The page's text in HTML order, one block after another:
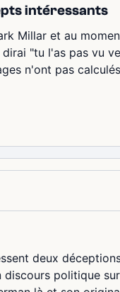
intéressants
Millar et au
"tu l'as pas vu
n'ont pas
deux
politique